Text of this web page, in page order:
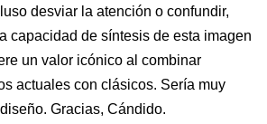
desviar la atención o confundir,
capacidad de síntesis de esta imagen
un valor icónico al combinar
actuales con clásicos. Sería muy
Gracias, Cándido.